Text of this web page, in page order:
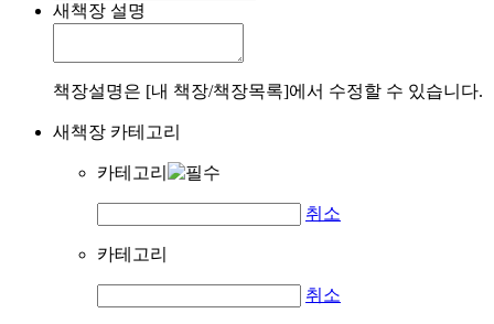
새책장 설명
책장설명은 [내 책장/책장목록]에서 수정할 수 있습니다.
새책장 카테고리
카테고리
취소
카테고리
취소